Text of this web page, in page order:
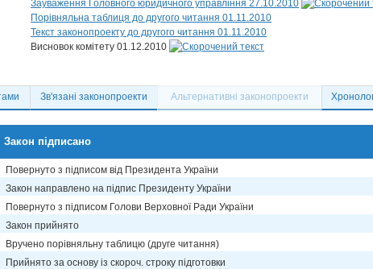
Зауваження Головного юридичного управління 27.10.2010
Порівняльна таблиця до другого читання 01.11.2010
Текст законопроекту до другого читання 01.11.2010
Висновок комітету 01.12.2010
Зв'язані законопроекти Альтернативні законопроекти
Закон підписано
Повернуто з підписом від Президента України
Закон направлено на підпис Президенту України
Повернуто з підписом Голови Верховної Ради України
Закон прийнято
Вручено порівняльну таблицю (друге читання)
Прийнято за основу із скороч. строку підготовки